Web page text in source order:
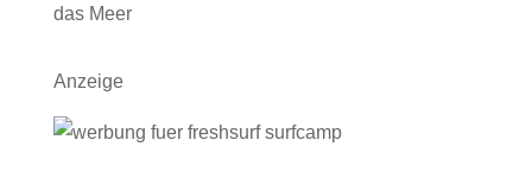
das Meer
Anzeige